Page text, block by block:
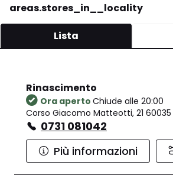
areas.stores_in__locality
Lista
Rinascimento
Ora aperto Chiude alle 20:00
Corso Giacomo Matteotti, 21 60035
0731 081042
Più informazioni